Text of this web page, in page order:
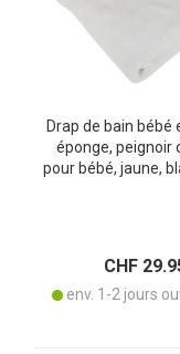
Drap de bain bébé
éponge, peignoir
pour bébé, jaune,
CHF
env. 1-2 jours